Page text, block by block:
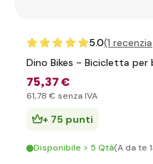
5.0(1 recenzia
Dino Bikes - Bicicletta per
75,37 €
61,78 € senza IVA
+ 75 punti
Disponibile > 5 Qtà(A da te